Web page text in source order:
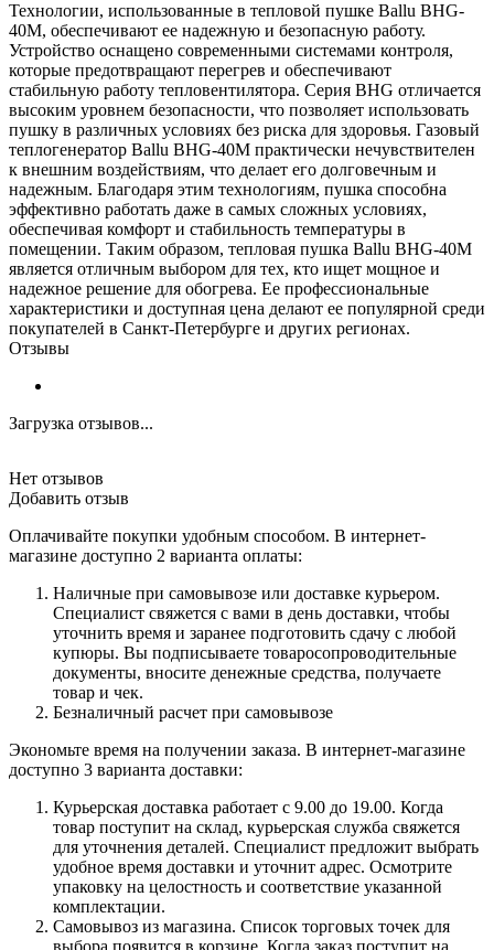
Технологии, использованные в тепловой пушке Ballu BHG-
40M, обеспечивают ее надежную и безопасную работу.
Устройство оснащено современными системами контроля,
которые предотвращают перегрев и обеспечивают
стабильную работу тепловентилятора. Серия BHG отличается
высоким уровнем безопасности, что позволяет использовать
пушку в различных условиях без риска для здоровья. Газовый
теплогенератор Ballu BHG-40M практически нечувствителен
к внешним воздействиям, что делает его долговечным и
надежным. Благодаря этим технологиям, пушка способна
эффективно работать даже в самых сложных условиях,
обеспечивая комфорт и стабильность температуры в
помещении. Таким образом, тепловая пушка Ballu BHG-40M
является отличным выбором для тех, кто ищет мощное и
надежное решение для обогрева. Ее профессиональные
характеристики и доступная цена делают ее популярной среди
покупателей в Санкт-Петербурге и других регионах.
Отзывы
Загрузка отзывов...
Нет отзывов
Добавить отзыв
Оплачивайте покупки удобным способом. В интернет-
магазине доступно 2 варианта оплаты:
Наличные при самовывозе или доставке курьером.
Специалист свяжется с вами в день доставки, чтобы
уточнить время и заранее подготовить сдачу с любой
купюры. Вы подписываете товаросопроводительные
документы, вносите денежные средства, получаете
товар и чек.
Безналичный расчет при самовывозе
Экономьте время на получении заказа. В интернет-магазине
доступно 3 варианта доставки:
Курьерская доставка работает с 9.00 до 19.00. Когда
товар поступит на склад, курьерская служба свяжется
для уточнения деталей. Специалист предложит выбрать
удобное время доставки и уточнит адрес. Осмотрите
упаковку на целостность и соответствие указанной
комплектации.
Самовывоз из магазина. Список торговых точек для